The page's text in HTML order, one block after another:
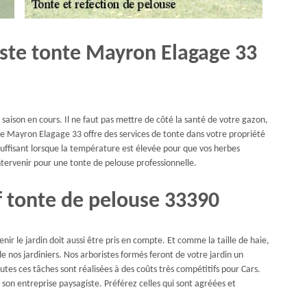
tonte Mayron Elagage 33
en cours. Il ne faut pas mettre de côté la santé de votre gazon,
Mayron Elagage 33 offre des services de tonte dans votre propriété
lorsque la température est élevée pour que vos herbes
pour une tonte de pelouse professionnelle.
de pelouse 33390
le jardin doit aussi être pris en compte. Et comme la taille de haie,
jardiniers. Nos arboristes formés feront de votre jardin un
ces tâches sont réalisées à des coûts très compétitifs pour Cars.
entreprise paysagiste. Préférez celles qui sont agréées et